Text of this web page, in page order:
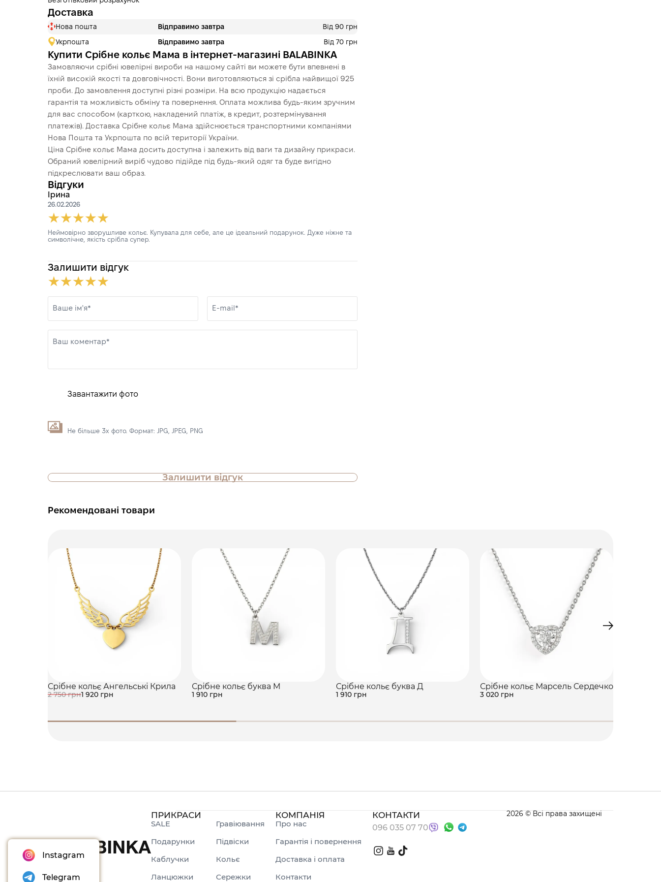
Доставка
Нова пошта Відправимо завтра Від 90 грн
Укрпошта Відправимо завтра Від 70 грн
Купити Срібне кольє Мама в інтернет-магазині BALABINKA
Замовляючи срібні ювелірні вироби на нашому сайті ви можете бути впевнені в
їхній високій якості та довговічності. Вони виготовляються зі срібла найвищої 925
проби. До замовлення доступні різні розміри. На всю продукцію надається
гарантія та можливість обміну та повернення. Оплата можлива будь-яким зручним
для вас способом (карткою, накладений платіж, в кредит, розтермінування
платежів). Доставка Срібне кольє Мама здійснюється транспортними компаніями
Нова Пошта та Укрпошта по всій території України.
Ціна Срібне кольє Мама досить доступна і залежить від ваги та дизайну прикраси.
Обраний ювелірний виріб чудово підійде під будь-який одяг та буде вигідно
підкреслювати ваш образ.
Відгуки
Ірина
26.02.2026
Неймовірно зворушливе кольє. Купувала для себе, але це ідеальний подарунок. Дуже ніжне та
символічне, якість срібла супер.
Залишити відгук
Ваше ім'я* E-mail*
Ваш коментар*
Завантажити фото
Не більше 3х фото. Формат: JPG, JPEG, PNG
Залишити відгук
Рекомендовані товари
Срібне кольє Ангельські Крила
2 750 грн1 920 грн
Срібне кольє буква М
1 910 грн
Срібне кольє буква Д
1 910 грн
Срібне кольє Марсель Сердечко
3 020 грн
ПРИКРАСИ
SALE
Гравіювання
Подарунки
Підвіски
Каблучки
Кольє
Ланцюжки
Сережки
КОМПАНІЯ
Про нас
Гарантія і повернення
Доставка і оплата
Контакти
КОНТАКТИ
096 035 07 70
2026 © Всі права захищені
Instagram
Telegram